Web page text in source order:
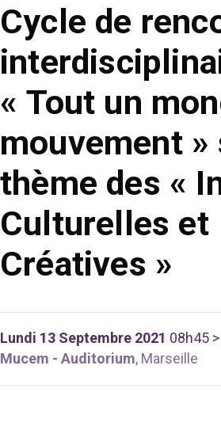
Cycle de
« Tout un
mouvement »
thème des «
Culturelles et
Créatives »
Lundi 13 Septembre 2021 08h45
Mucem - Auditorium, Marseille